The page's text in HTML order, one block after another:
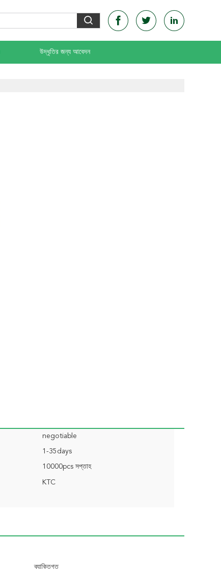
উদ্ধৃতির জন্য আবেদন
negotiable
1-35days
10000pcs সপ্তাহ
KTC
ব্যাক্তিগত